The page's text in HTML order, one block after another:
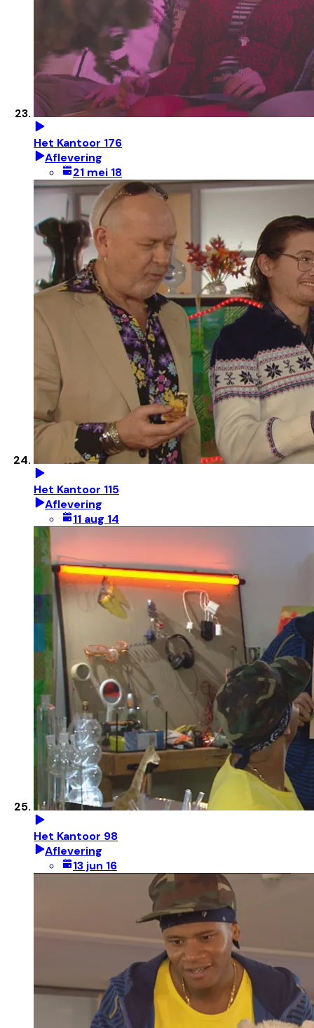
Het Kantoor 176
Aflevering
21 mei 18
Het Kantoor 115
Aflevering
11 aug 14
Het Kantoor 98
Aflevering
13 jun 16